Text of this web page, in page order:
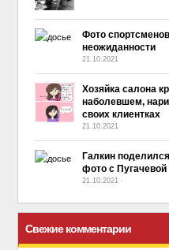
Фото
неожиданности
21.10.2021
Хозяйка салона
наболевшем,
своих клиентках
21.10.2021
Галкин
фото с Пугачевой
21.10.2021 -
Свежие комментарии